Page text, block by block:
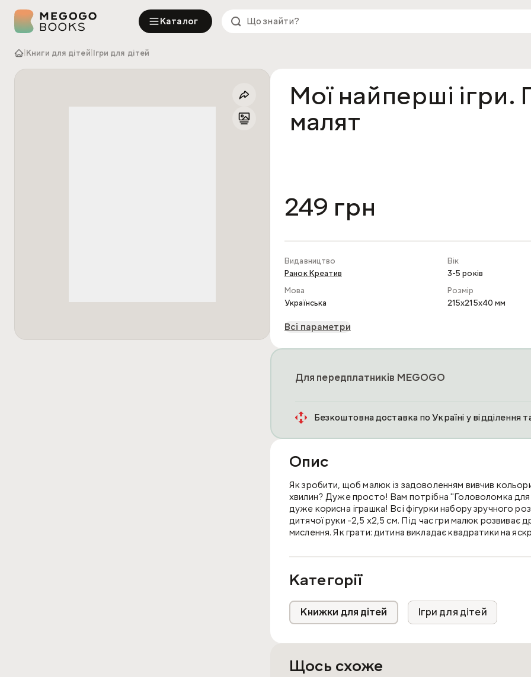
Каталог
Книги для дітей Ігри для дітей
Мої найперші ігри.
малят
249 грн
Видавництво
Ранок Креатив
Вік
3-5 років
Мова
Українська
Розмір
215x215x40 мм
Всі параметри
Для передплатників MEGOGO
Безкоштовна доставка по Україні у відділення
Опис
Як зробити, щоб малюк із задоволенням вивчив
хвилин? Дуже просто! Вам потрібна "Головоломка для
дуже корисна іграшка! Всі фігурки набору зручного
дитячої руки -2,5 х2,5 см. Під час гри малюк розвиває
мислення. Як грати: дитина викладає квадратики на
Категорії
Книжки для дітей Ігри для дітей
Щось схоже